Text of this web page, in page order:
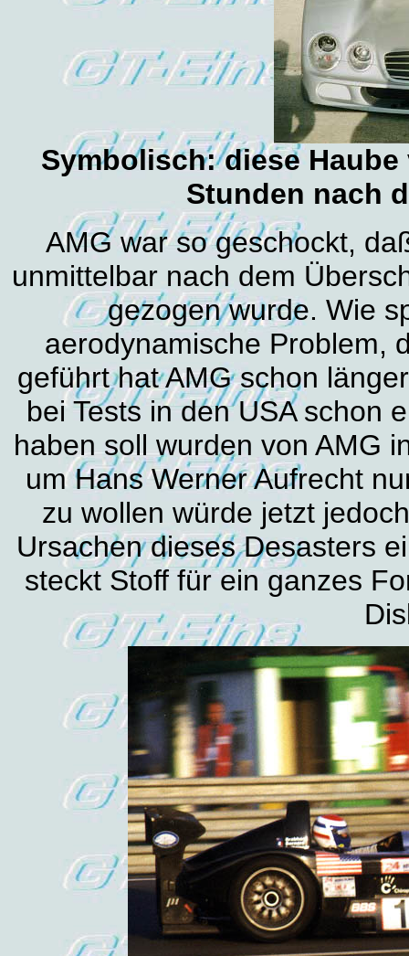
Symbolisch: diese Haube
Stunden nach
AMG war so geschockt,
unmittelbar nach dem
gezogen wurde. Wie
aerodynamische Problem,
geführt hat AMG schon
bei Tests in den USA schon
haben soll wurden von AMG
um Hans Werner Aufrecht
zu wollen würde jetzt
Ursachen dieses Desasters
steckt Stoff für ein ganzes